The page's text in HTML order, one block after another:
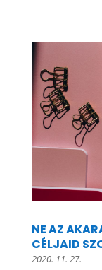
NE AZ
CÉLJAID
2020. 11. 27.